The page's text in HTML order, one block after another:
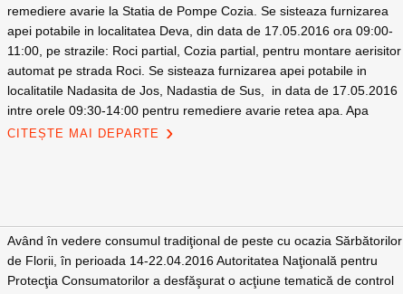
remediere avarie la Statia de Pompe Cozia. Se sisteaza furnizarea
apei potabile in localitatea Deva, din data de 17.05.2016 ora 09:00-
11:00, pe strazile: Roci partial, Cozia partial, pentru montare aerisitor
automat pe strada Roci. Se sisteaza furnizarea apei potabile in
localitatile Nadasita de Jos, Nadastia de Sus, in data de 17.05.2016
intre orele 09:30-14:00 pentru remediere avarie retea apa. Apa
CITEȘTE MAI DEPARTE
Având în vedere consumul tradiţional de peste cu ocazia Sărbătorilor
de Florii, în perioada 14-22.04.2016 Autoritatea Naţională pentru
Protecţia Consumatorilor a desfăşurat o acţiune tematică de control